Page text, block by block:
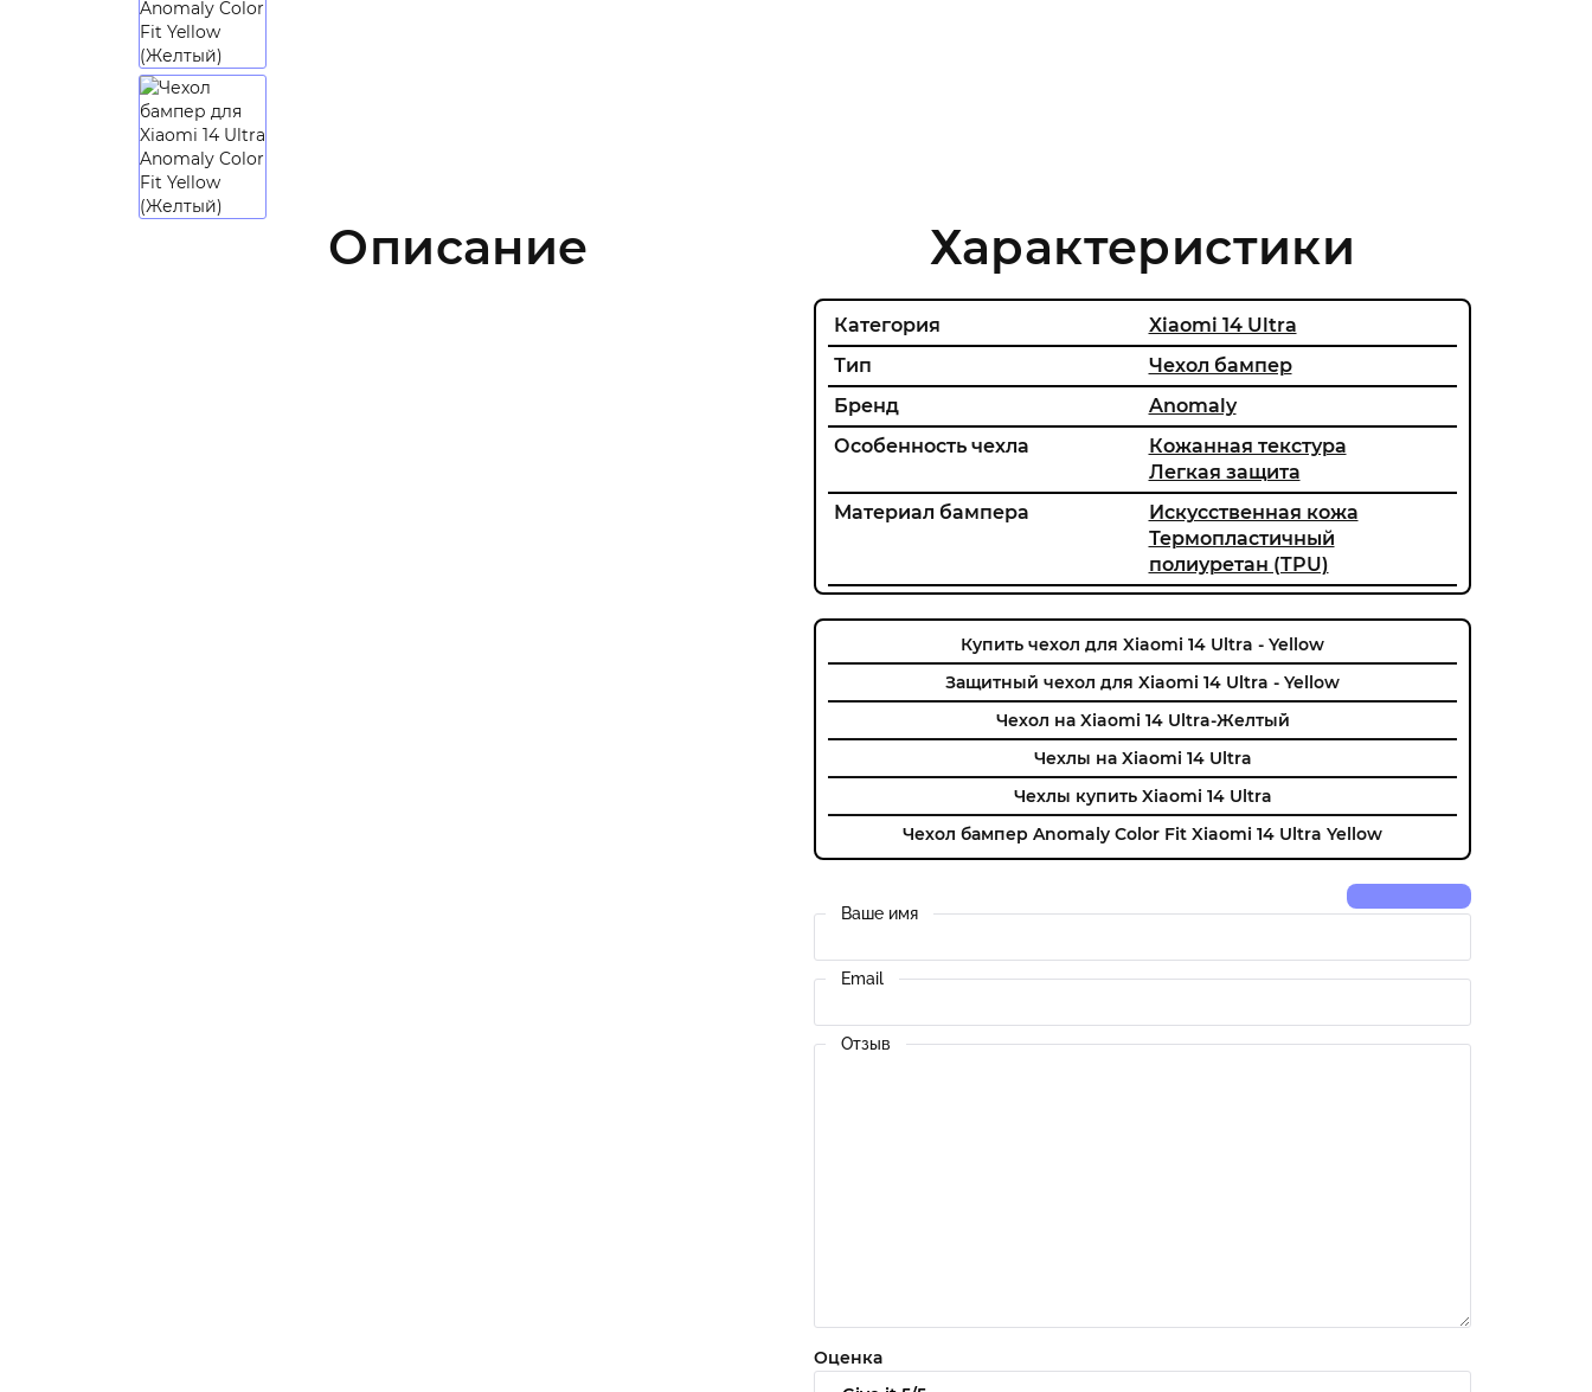
Описание Характеристики
Категория
Xiaomi 14 Ultra
Тип
Чехол бампер
Бренд
Anomaly
Особенность чехла
Кожанная текстура
Легкая защита
Материал бампера
Искусственная кожа
Термопластичный
полиуретан (TPU)
Купить чехол для Xiaomi 14 Ultra - Yellow
Защитный чехол для Xiaomi 14 Ultra - Yellow
Чехол на Xiaomi 14 Ultra-Желтый
Чехлы на Xiaomi 14 Ultra
Чехлы купить Xiaomi 14 Ultra
Чехол бампер Anomaly Color Fit Xiaomi 14 Ultra Yellow
Ваше имя
Email
Отзыв
Оценка